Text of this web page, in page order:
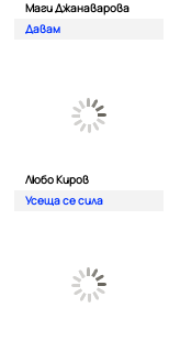
Маги Джанаварова
Давам
Любо Киров
Усеща се сила